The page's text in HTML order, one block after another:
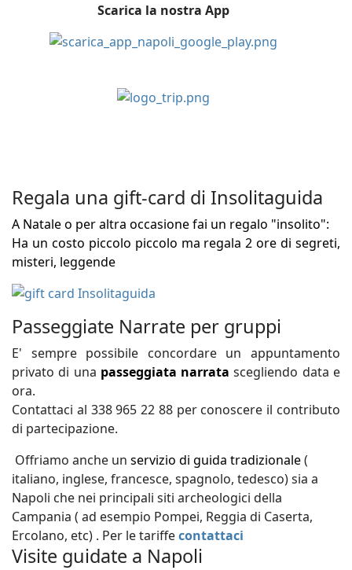
Scarica la nostra App
Regala una gift-card di Insolitaguida
A Natale o per altra occasione fai un regalo "insolito":
Ha un costo piccolo piccolo ma regala 2 ore di segreti,
misteri, leggende
Passeggiate Narrate per gruppi
E' sempre possibile concordare un appuntamento
privato di una passeggiata narrata scegliendo data e
ora.
Contattaci al 338 965 22 88 per conoscere il contributo
di partecipazione.
Offriamo anche un servizio di guida tradizionale(
italiano, inglese, francesce, spagnolo, tedesco) sia a
Napoli che nei principali siti archeologici della
Campania ( ad esempio Pompei, Reggia di Caserta,
Ercolano, etc) . Per le tariffecontattaci
Visite guidate a Napoli